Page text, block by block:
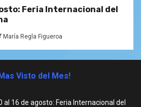
Feria Internacional del
María Regla Figueroa
Visto del Mes!
al 16 de agosto: Feria Internacional del